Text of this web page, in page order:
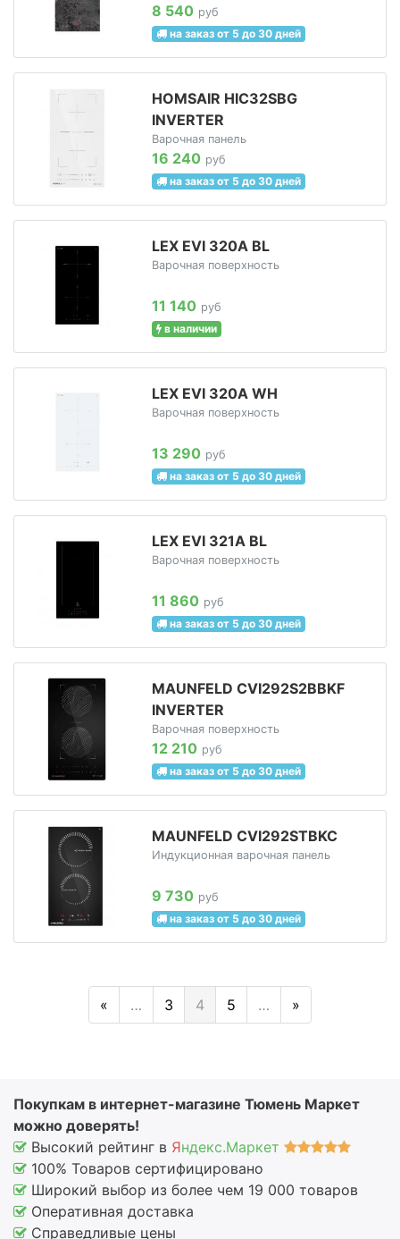
8 540 руб
на заказ от 5 до 30 дней
HOMSAIR HIC32SBG
INVERTER
Варочная панель
16 240 руб
на заказ от 5 до 30 дней
LEX EVI 320A BL
Варочная поверхность
11 140 руб
в наличии
LEX EVI 320A WH
Варочная поверхность
13 290 руб
на заказ от 5 до 30 дней
LEX EVI 321A BL
Варочная поверхность
11 860 руб
на заказ от 5 до 30 дней
MAUNFELD CVI292S2BBKF
INVERTER
Варочная поверхность
12 210 руб
на заказ от 5 до 30 дней
MAUNFELD CVI292STBKC
Индукционная варочная панель
9 730 руб
на заказ от 5 до 30 дней
« … 3 4 5 … »
Покупкам в интернет-магазине Тюмень Маркет
можно доверять!
Высокий рейтинг в Яндекс.Маркет
100% Товаров сертифицировано
Широкий выбор из более чем 19 000 товаров
Оперативная доставка
Справедливые цены